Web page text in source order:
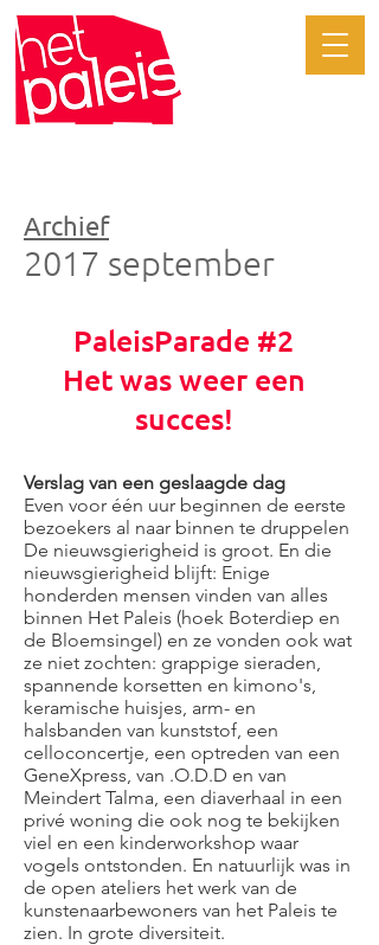
Archief
2017 september
PaleisParade #2
Het was weer een
succes!
Verslag van een geslaagde dag
Even voor één uur beginnen de eerste
bezoekers al naar binnen te druppelen
De nieuwsgierigheid is groot. En die
nieuwsgierigheid blijft: Enige
honderden mensen vinden van alles
binnen Het Paleis (hoek Boterdiep en
de Bloemsingel) en ze vonden ook wat
ze niet zochten: grappige sieraden,
spannende korsetten en kimono's,
keramische huisjes, arm- en
halsbanden van kunststof, een
celloconcertje, een optreden van een
GeneXpress, van .O.D.D en van
Meindert Talma, een diaverhaal in een
privé woning die ook nog te bekijken
viel en een kinderworkshop waar
vogels ontstonden. En natuurlijk was in
de open ateliers het werk van de
kunstenaarbewoners van het Paleis te
zien. In grote diversiteit.